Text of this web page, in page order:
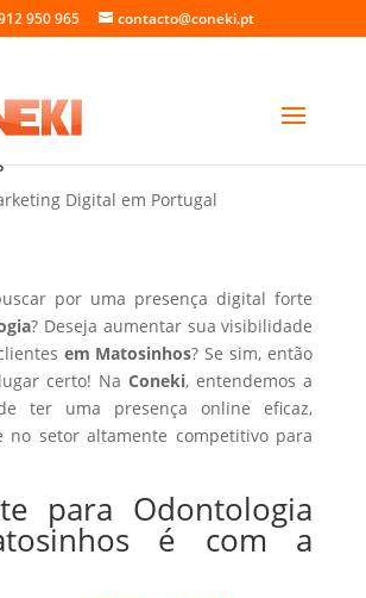
950 965 contacto@coneki.pt
Odontologia em
Digital em Portugal
por uma presença digital forte
? Deseja aumentar sua visibilidade
em Matosinhos? Se sim, então
certo! NaConeki, entendemos a
ter uma presença online eficaz,
no setor altamente competitivo para
para Odontologia
é com a